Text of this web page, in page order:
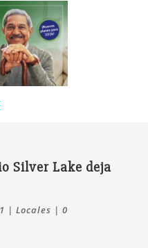
Silver Lake deja
| Locales | 0